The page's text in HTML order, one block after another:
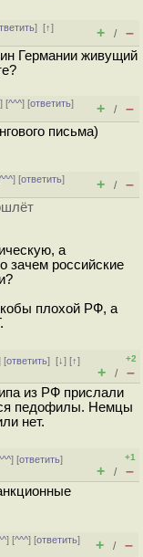
][↑]
+ / –
Германии живущий
] [^^^] [ответить]
+ / –
письма)
^^^] [ответить]
+ / –
а
зачем российские
плохой РФ, а
[ответить][↓] [↑]
+2
+ / –
из РФ прислали
педофилы. Немцы
нет.
] [ответить]
+1
+ / –
] [^^^] [ответить]
+ / –